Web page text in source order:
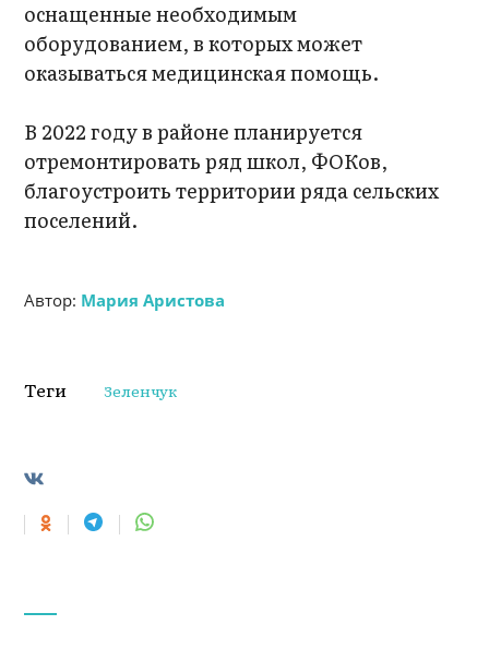
оснащенные необходимым
оборудованием, в которых может
оказываться медицинская помощь.
В 2022 году в районе планируется
отремонтировать ряд школ, ФОКов,
благоустроить территории ряда сельских
поселений.
Автор: Мария Аристова
Теги Зеленчук